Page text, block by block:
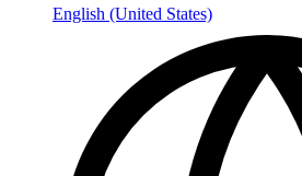
English (United States)